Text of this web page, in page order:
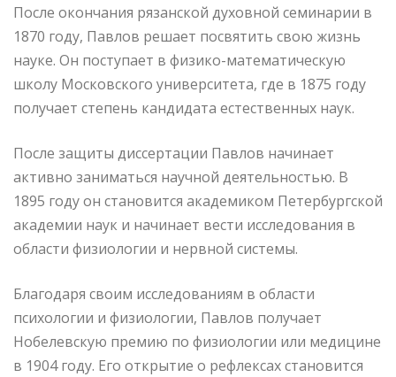
После окончания рязанской духовной семинарии в
1870 году, Павлов решает посвятить свою жизнь
науке. Он поступает в физико-математическую
школу Московского университета, где в 1875 году
получает степень кандидата естественных наук.
После защиты диссертации Павлов начинает
активно заниматься научной деятельностью. В
1895 году он становится академиком Петербургской
академии наук и начинает вести исследования в
области физиологии и нервной системы.
Благодаря своим исследованиям в области
психологии и физиологии, Павлов получает
Нобелевскую премию по физиологии или медицине
в 1904 году. Его открытие о рефлексах становится